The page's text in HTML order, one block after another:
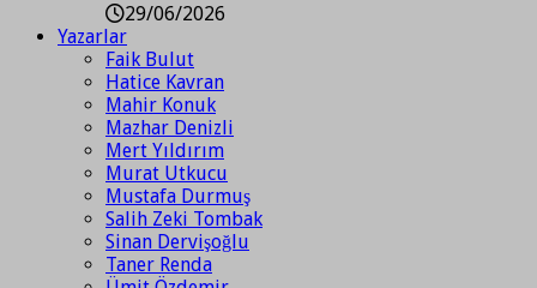
29/06/2026
Yazarlar
Faik Bulut
Hatice Kavran
Mahir Konuk
Mazhar Denizli
Mert Yıldırım
Murat Utkucu
Mustafa Durmuş
Salih Zeki Tombak
Sinan Dervişoğlu
Taner Renda